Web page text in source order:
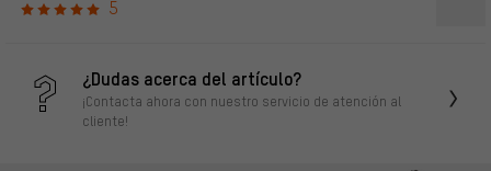
5
¿Dudas acerca del artículo?
¡Contacta ahora con nuestro servicio de atención al
cliente!